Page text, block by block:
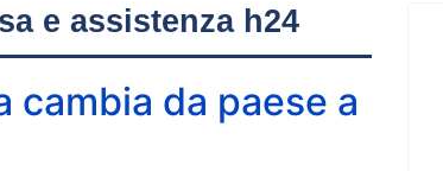
e assistenza h24
cambia da paese a